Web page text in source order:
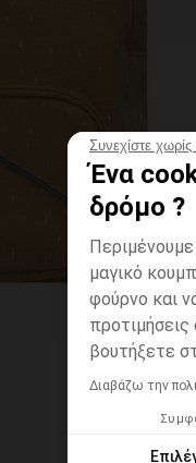
Συνεχίστε
Ένα
δρόμο ?
μαγικό
φούρνο και
προτιμήσεις
βουτήξετε
Διαβάζω την